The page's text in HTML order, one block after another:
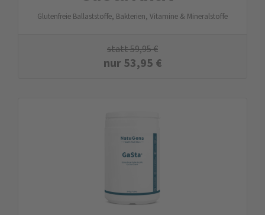
Glutenfreie Ballaststoffe, Bakterien, Vitamine & Mineralstoffe
statt59,95€
nur53,95 €